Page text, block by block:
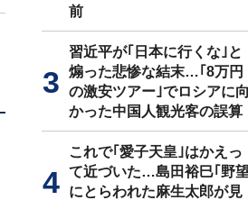
前
習近平が｢日本に行くな｣と
煽った悲惨な結末…｢8万円
の激安ツアー｣でロシアに向
かった中国人観光客の誤算
これで｢愛子天皇｣はかえっ
て近づいた…島田裕巳｢野
にとらわれた麻生太郎が見